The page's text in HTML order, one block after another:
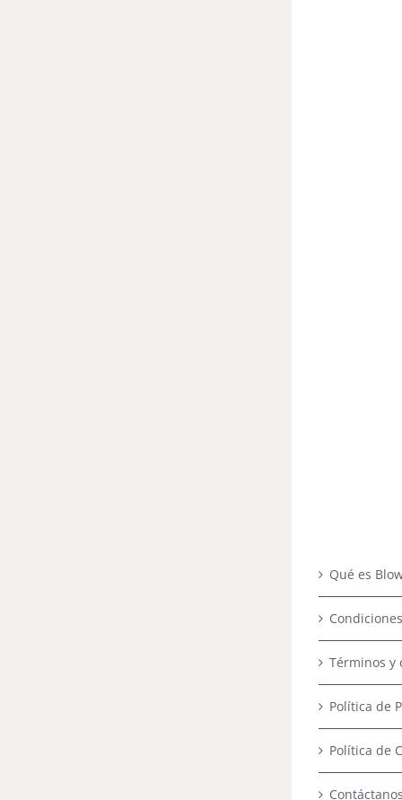
Qué es
Términos y
Política de
Política de
Contáctanos